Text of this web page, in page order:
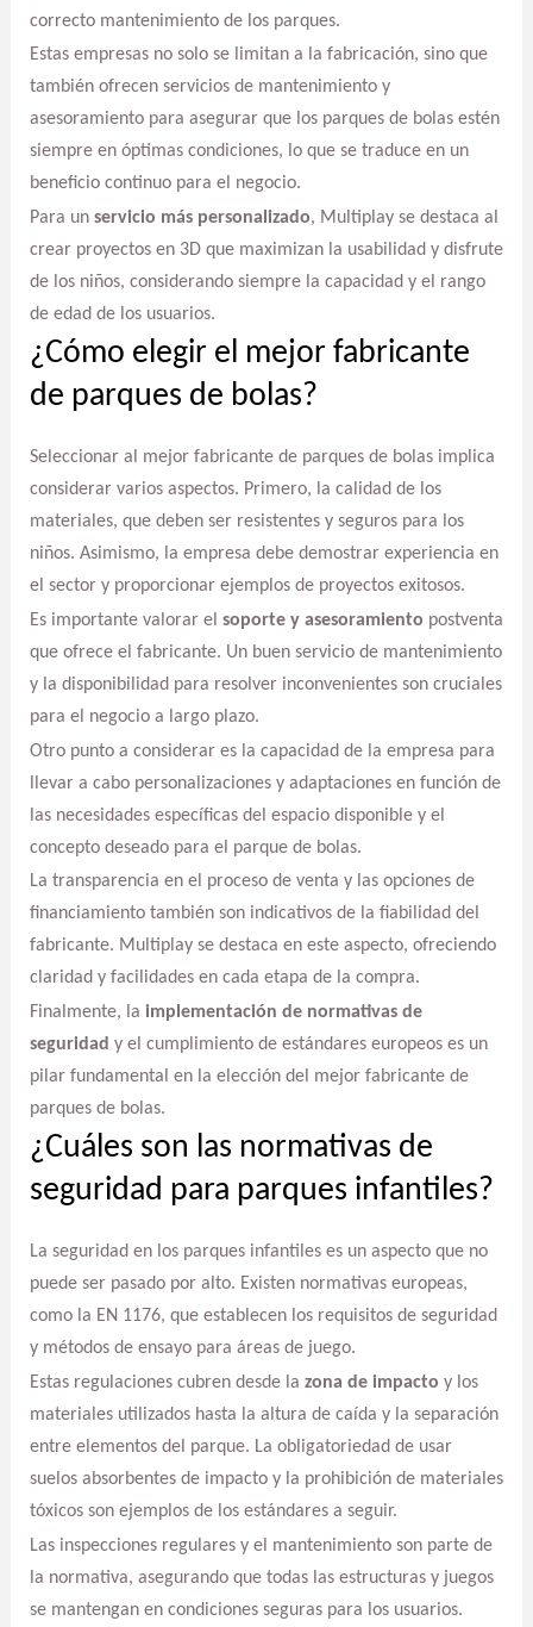
correcto mantenimiento de los parques.
Estas empresas no solo se limitan a la fabricación, sino que
también ofrecen servicios de mantenimiento y
asesoramiento para asegurar que los parques de bolas estén
siempre en óptimas condiciones, lo que se traduce en un
beneficio continuo para el negocio.
Para un servicio más personalizado, Multiplay se destaca al
crear proyectos en 3D que maximizan la usabilidad y disfrute
de los niños, considerando siempre la capacidad y el rango
de edad de los usuarios.
¿Cómo elegir el mejor fabricante
de parques de bolas?
Seleccionar al mejor fabricante de parques de bolas implica
considerar varios aspectos. Primero, la calidad de los
materiales, que deben ser resistentes y seguros para los
niños. Asimismo, la empresa debe demostrar experiencia en
el sector y proporcionar ejemplos de proyectos exitosos.
Es importante valorar el soporte y asesoramiento postventa
que ofrece el fabricante. Un buen servicio de mantenimiento
y la disponibilidad para resolver inconvenientes son cruciales
para el negocio a largo plazo.
Otro punto a considerar es la capacidad de la empresa para
llevar a cabo personalizaciones y adaptaciones en función de
las necesidades específicas del espacio disponible y el
concepto deseado para el parque de bolas.
La transparencia en el proceso de venta y las opciones de
financiamiento también son indicativos de la fiabilidad del
fabricante. Multiplay se destaca en este aspecto, ofreciendo
claridad y facilidades en cada etapa de la compra.
Finalmente, la implementación de normativas de
seguridad y el cumplimiento de estándares europeos es un
pilar fundamental en la elección del mejor fabricante de
parques de bolas.
¿Cuáles son las normativas de
seguridad para parques infantiles?
La seguridad en los parques infantiles es un aspecto que no
puede ser pasado por alto. Existen normativas europeas,
como la EN 1176, que establecen los requisitos de seguridad
y métodos de ensayo para áreas de juego.
Estas regulaciones cubren desde la zona de impacto y los
materiales utilizados hasta la altura de caída y la separación
entre elementos del parque. La obligatoriedad de usar
suelos absorbentes de impacto y la prohibición de materiales
tóxicos son ejemplos de los estándares a seguir.
Las inspecciones regulares y el mantenimiento son parte de
la normativa, asegurando que todas las estructuras y juegos
se mantengan en condiciones seguras para los usuarios.